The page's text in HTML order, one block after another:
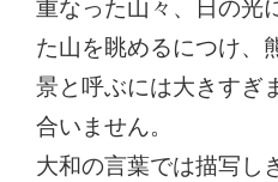
重なった山々、日の光
た山を眺めるにつけ、
景と呼ぶには大きすぎ
合いません。
大和の言葉では描写し